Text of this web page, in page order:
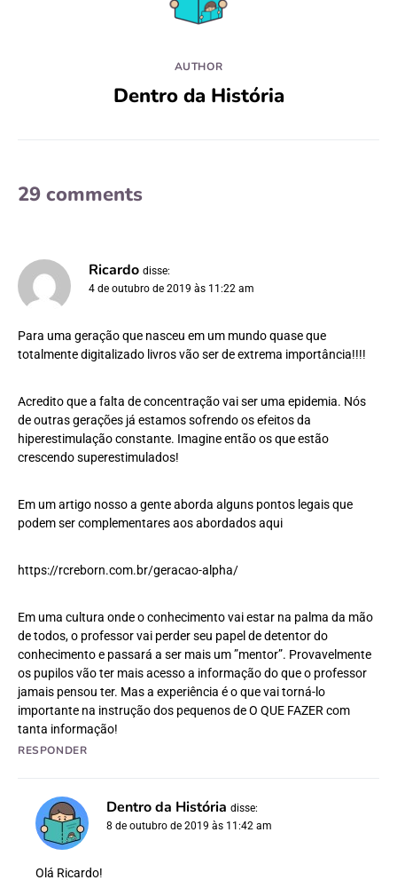
AUTHOR
Dentro da História
29 comments
Ricardo disse:
4 de outubro de 2019 às 11:22 am
Para uma geração que nasceu em um mundo quase que
totalmente digitalizado livros vão ser de extrema importância!!!!
Acredito que a falta de concentração vai ser uma epidemia. Nós
de outras gerações já estamos sofrendo os efeitos da
hiperestimulação constante. Imagine então os que estão
crescendo superestimulados!
Em um artigo nosso a gente aborda alguns pontos legais que
podem ser complementares aos abordados aqui
https://rcreborn.com.br/geracao-alpha/
Em uma cultura onde o conhecimento vai estar na palma da mão
de todos, o professor vai perder seu papel de detentor do
conhecimento e passará a ser mais um ”mentor”. Provavelmente
os pupilos vão ter mais acesso a informação do que o professor
jamais pensou ter. Mas a experiência é o que vai torná-lo
importante na instrução dos pequenos de O QUE FAZER com
tanta informação!
RESPONDER
Dentro da História disse:
8 de outubro de 2019 às 11:42 am
Olá Ricardo!